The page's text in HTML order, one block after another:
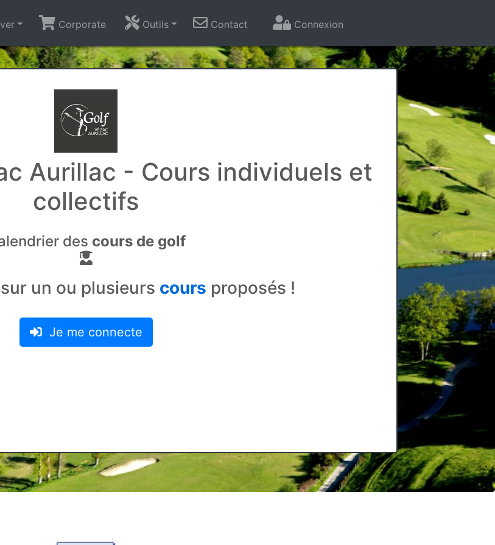
Corporate Outils Contact Connexion
Aurillac - Cours individuels et
collectifs
des cours de golf
un ou plusieurs cours proposés !
Je me connecte